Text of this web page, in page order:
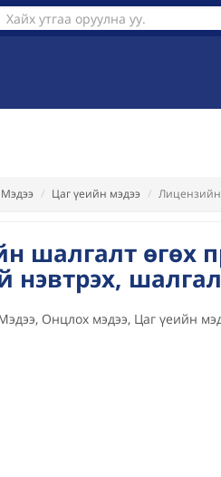
Мэдээ Цаг үеийн мэдээ Лицензийн
шалгалт өгөх
нэвтрэх,
Онцлох мэдээ, Цаг үеийн